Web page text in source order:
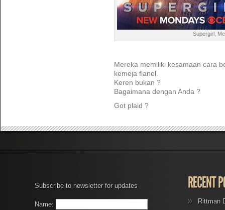
Supergirl,
Mereka memiliki kesamaan cara
kemeja flanel.
Keren bukan ?
Bagaimana dengan Anda ?
Got plaid ?
Subscribe to newsletter for updates
Name:
Rittman